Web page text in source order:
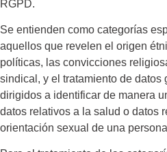
RGPD.
Se entienden como categorías
aquellos que revelen el origen
políticas, las convicciones
sindical, y el tratamiento de datos
dirigidos a identificar de manera
datos relativos a la salud o datos
orientación sexual de una